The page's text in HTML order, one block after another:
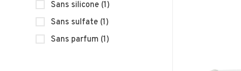
Sans silicone (1)
Sans sulfate (1)
Sans parfum (1)